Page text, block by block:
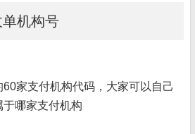
单机构号
家支付机构代码，大家可以自己
哪家支付机构